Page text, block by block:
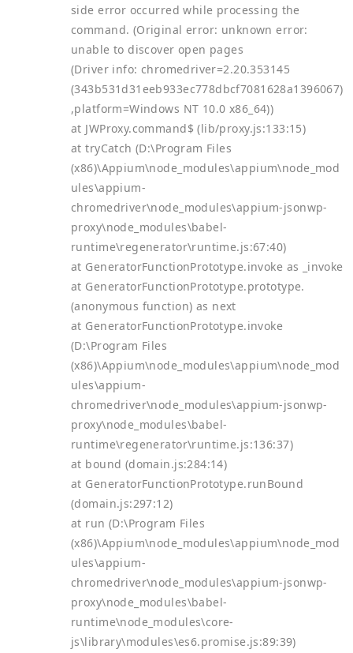
side error occurred while processing the
command. (Original error: unknown error:
unable to discover open pages
(Driver info: chromedriver=2.20.353145
(343b531d31eeb933ec778dbcf7081628a1396067)
,platform=Windows NT 10.0 x86_64))
at JWProxy.command$ (lib/proxy.js:133:15)
at tryCatch (D:\Program Files
(x86)\Appium\node_modules\appium\node_mod
ules\appium-
chromedriver\node_modules\appium-jsonwp-
proxy\node_modules\babel-
runtime\regenerator\runtime.js:67:40)
at GeneratorFunctionPrototype.invoke as _invoke
at GeneratorFunctionPrototype.prototype.
(anonymous function) as next
at GeneratorFunctionPrototype.invoke
(D:\Program Files
(x86)\Appium\node_modules\appium\node_mod
ules\appium-
chromedriver\node_modules\appium-jsonwp-
proxy\node_modules\babel-
runtime\regenerator\runtime.js:136:37)
at bound (domain.js:284:14)
at GeneratorFunctionPrototype.runBound
(domain.js:297:12)
at run (D:\Program Files
(x86)\Appium\node_modules\appium\node_mod
ules\appium-
chromedriver\node_modules\appium-jsonwp-
proxy\node_modules\babel-
runtime\node_modules\core-
js\library\modules\es6.promise.js:89:39)